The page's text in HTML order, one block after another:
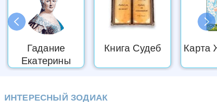
Здоровье Стрельца
Созвездие Стрельца
Астрология Стрельца
Подарки для Стрельца
Стрелец и Китайский гороскоп
Гадание
Екатерины
Книга Судеб Карта
ИНТЕРЕСНЫЙ ЗОДИАК